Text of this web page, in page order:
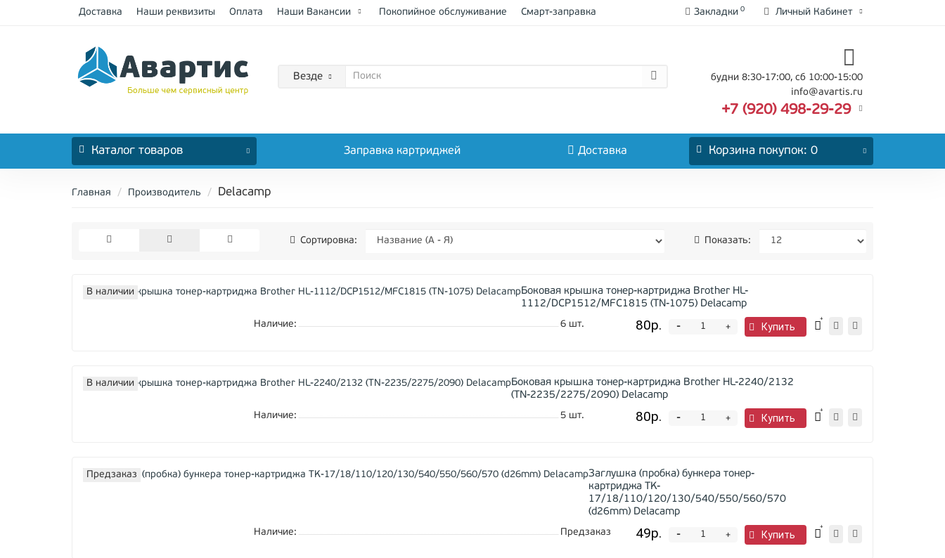
Доставка Наши реквизиты Оплата Наши Вакансии Покопийное обслуживание Смарт-заправка Закладки 0 Личный Кабинет
Везде
будни 8:30-17:00, сб 10:00-15:00
info@avartis.ru
+7 (920) 498-29-29
Каталог товаров Заправка картриджей Доставка Корзина покупок: 0
Главная Производитель Delacamp
Сортировка: Показать:
В наличии
Боковая крышка тонер-картриджа Brother HL-
1112/DCP1512/MFC1815 (TN-1075) Delacamp
Наличие:
6шт. 80р. +
- Купить
В наличии
Боковая крышка тонер-картриджа Brother HL-2240/2132
(TN-2235/2275/2090) Delacamp
Наличие:
5шт. 80р. +
- Купить
Предзаказ
Заглушка (пробка) бункера тонер-
картриджа TK-
17/18/110/120/130/540/550/560/570
(d26mm) Delacamp
Наличие:
Предзаказ 49р. +
- Купить